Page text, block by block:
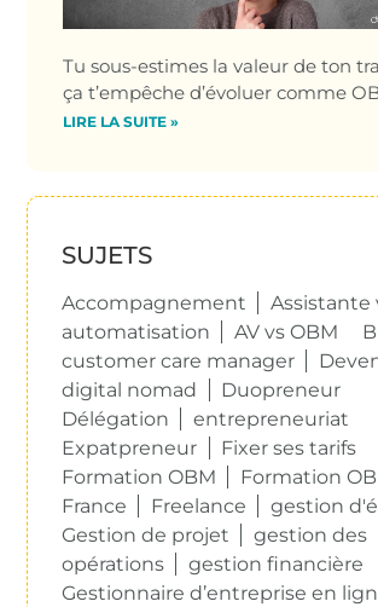
Tu sous-estimes la valeur de ton
ça t’empêche d’évoluer comme
LIRE LA SUITE »
SUJETS
Accompagnement
Assistante
automatisation
AV vs OBM
customer care manager
digital nomad
Duopreneur
Délégation
entrepreneuriat
Expatpreneur
Fixer ses tarifs
Formation OBM
Formation
France
Freelance
gestion
Gestion de projet
gestion des
opérations
gestion financière
Gestionnaire d’entreprise en